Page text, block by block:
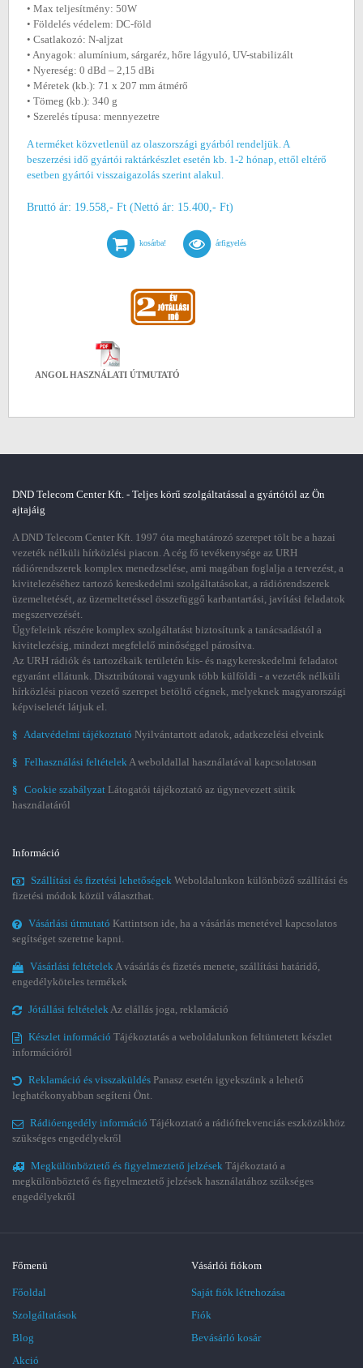
• Max teljesítmény: 50W
• Földelés védelem: DC-föld
• Csatlakozó: N-aljzat
• Anyagok: alumínium, sárgaréz, hőre lágyuló, UV-stabilizált
• Nyereség: 0 dBd – 2,15 dBi
• Méretek (kb.): 71 x 207 mm átmérő
• Tömeg (kb.): 340 g
• Szerelés típusa: mennyezetre
A terméket közvetlenül az olaszországi gyárból rendeljük. A
beszerzési idő gyártói raktárkészlet esetén kb. 1-2 hónap, ettől eltérő
esetben gyártói visszaigazolás szerint alakul.
Bruttó ár: 19.558,- Ft (Nettó ár: 15.400,- Ft)
kosárba! árfigyelés
ANGOL HASZNÁLATI ÚTMUTATÓ
DND Telecom Center Kft. - Teljes körű szolgáltatással a gyártótól az Ön
ajtajáig
A DND Telecom Center Kft. 1997 óta meghatározó szerepet tölt be a hazai
vezeték nélküli hírközlési piacon. A cég fő tevékenysége az URH
rádiórendszerek komplex menedzselése, ami magában foglalja a tervezést, a
kivitelezéséhez tartozó kereskedelmi szolgáltatásokat, a rádiórendszerek
üzemeltetését, az üzemeltetéssel összefüggő karbantartási, javítási feladatok
megszervezését.
Ügyfeleink részére komplex szolgáltatást biztosítunk a tanácsadástól a
kivitelezésig, mindezt megfelelő minőséggel párosítva.
Az URH rádiók és tartozékaik területén kis- és nagykereskedelmi feladatot
egyaránt ellátunk. Disztribútorai vagyunk több külföldi - a vezeték nélküli
hírközlési piacon vezető szerepet betöltő cégnek, melyeknek magyarországi
képviseletét látjuk el.
§ Adatvédelmi tájékoztató Nyilvántartott adatok, adatkezelési elveink
§ Felhasználási feltételekA weboldallal használatával kapcsolatosan
§ Cookie szabályzat Látogatói tájékoztató az úgynevezett sütik
használatáról
Információ
Szállítási és fizetési lehetőségek Weboldalunkon különböző szállítási és
fizetési módok közül választhat.
Vásárlási útmutató Kattintson ide, ha a vásárlás menetével kapcsolatos
segítséget szeretne kapni.
Vásárlási feltételekA vásárlás és fizetés menete, szállítási határidő,
engedélyköteles termékek
Jótállási feltételekAz elállás joga, reklamáció
Készlet információ Tájékoztatás a weboldalunkon feltüntetett készlet
információról
Reklamáció és visszaküldés Panasz esetén igyekszünk a lehető
leghatékonyabban segíteni Önt.
Rádióengedély információ Tájékoztató a rádiófrekvenciás eszközökhöz
szükséges engedélyekről
Megkülönböztető és figyelmeztető jelzések Tájékoztató a
megkülönböztető és figyelmeztető jelzések használatához szükséges
engedélyekről
Főmenü
Főoldal
Szolgáltatások
Blog
Akció
Vásárlói fiókom
Saját fiók létrehozása
Fiók
Bevásárló kosár